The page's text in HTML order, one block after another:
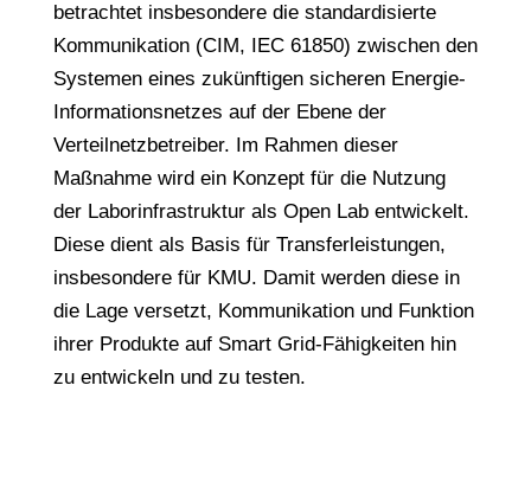
betrachtet insbesondere die standardisierte
Kommunikation (CIM, IEC 61850) zwischen den
Systemen eines zukünftigen sicheren Energie-
Informationsnetzes auf der Ebene der
Verteilnetzbetreiber. Im Rahmen dieser
Maßnahme wird ein Konzept für die Nutzung
der Laborinfrastruktur als Open Lab entwickelt.
Diese dient als Basis für Transferleistungen,
insbesondere für KMU. Damit werden diese in
die Lage versetzt, Kommunikation und Funktion
ihrer Produkte auf Smart Grid-Fähigkeiten hin
zu entwickeln und zu testen.